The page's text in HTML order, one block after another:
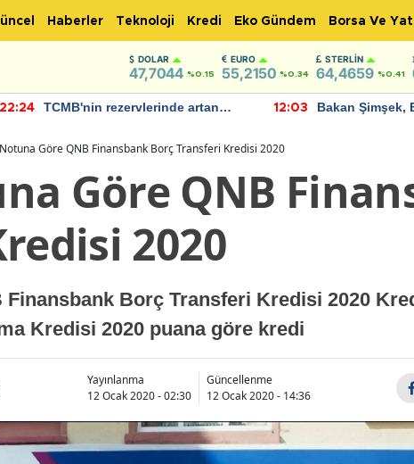
Haberler Teknoloji Kredi Eko Gündem Borsa Ve
DOLAR
47,7044 %0.15
EURO
55,2150 %0.34
STERLIN
64,4659 %0.41
22:24
TCMB'nin rezervlerinde artan
12:03
Bakan Şimşek,
Göre QNB Finansbank Borç Transferi Kredisi 2020
Göre QNB
2020
Finansbank Borç Transferi Kredisi 2020
Kredisi 2020 puana göre kredi
Yayınlanma
12 Ocak 2020 - 02:30
Güncellenme
12 Ocak 2020 - 14:36